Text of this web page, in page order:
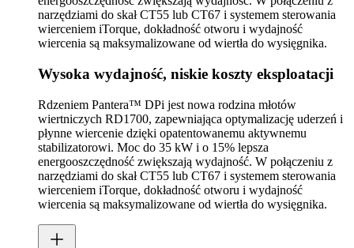
narzędziami do skał CT55 lub CT67 i systemem sterowania
wierceniem iTorque, dokładność otworu i wydajność
wiercenia są maksymalizowane od wiertła do wysięgnika.
Wysoka wydajność, niskie koszty eksploatacji
Rdzeniem Pantera™ DPi jest nowa rodzina młotów
wiertniczych RD1700, zapewniająca optymalizację uderzeń i
płynne wiercenie dzięki opatentowanemu aktywnemu
stabilizatorowi. Moc do 35 kW i o 15% lepsza
energooszczędność zwiększają wydajność. W połączeniu z
narzędziami do skał CT55 lub CT67 i systemem sterowania
wierceniem iTorque, dokładność otworu i wydajność
wiercenia są maksymalizowane od wiertła do wysięgnika.